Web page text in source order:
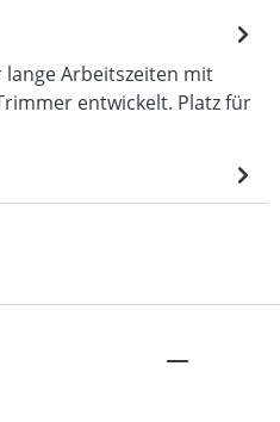
lange Arbeitszeiten mit
entwickelt. Platz für